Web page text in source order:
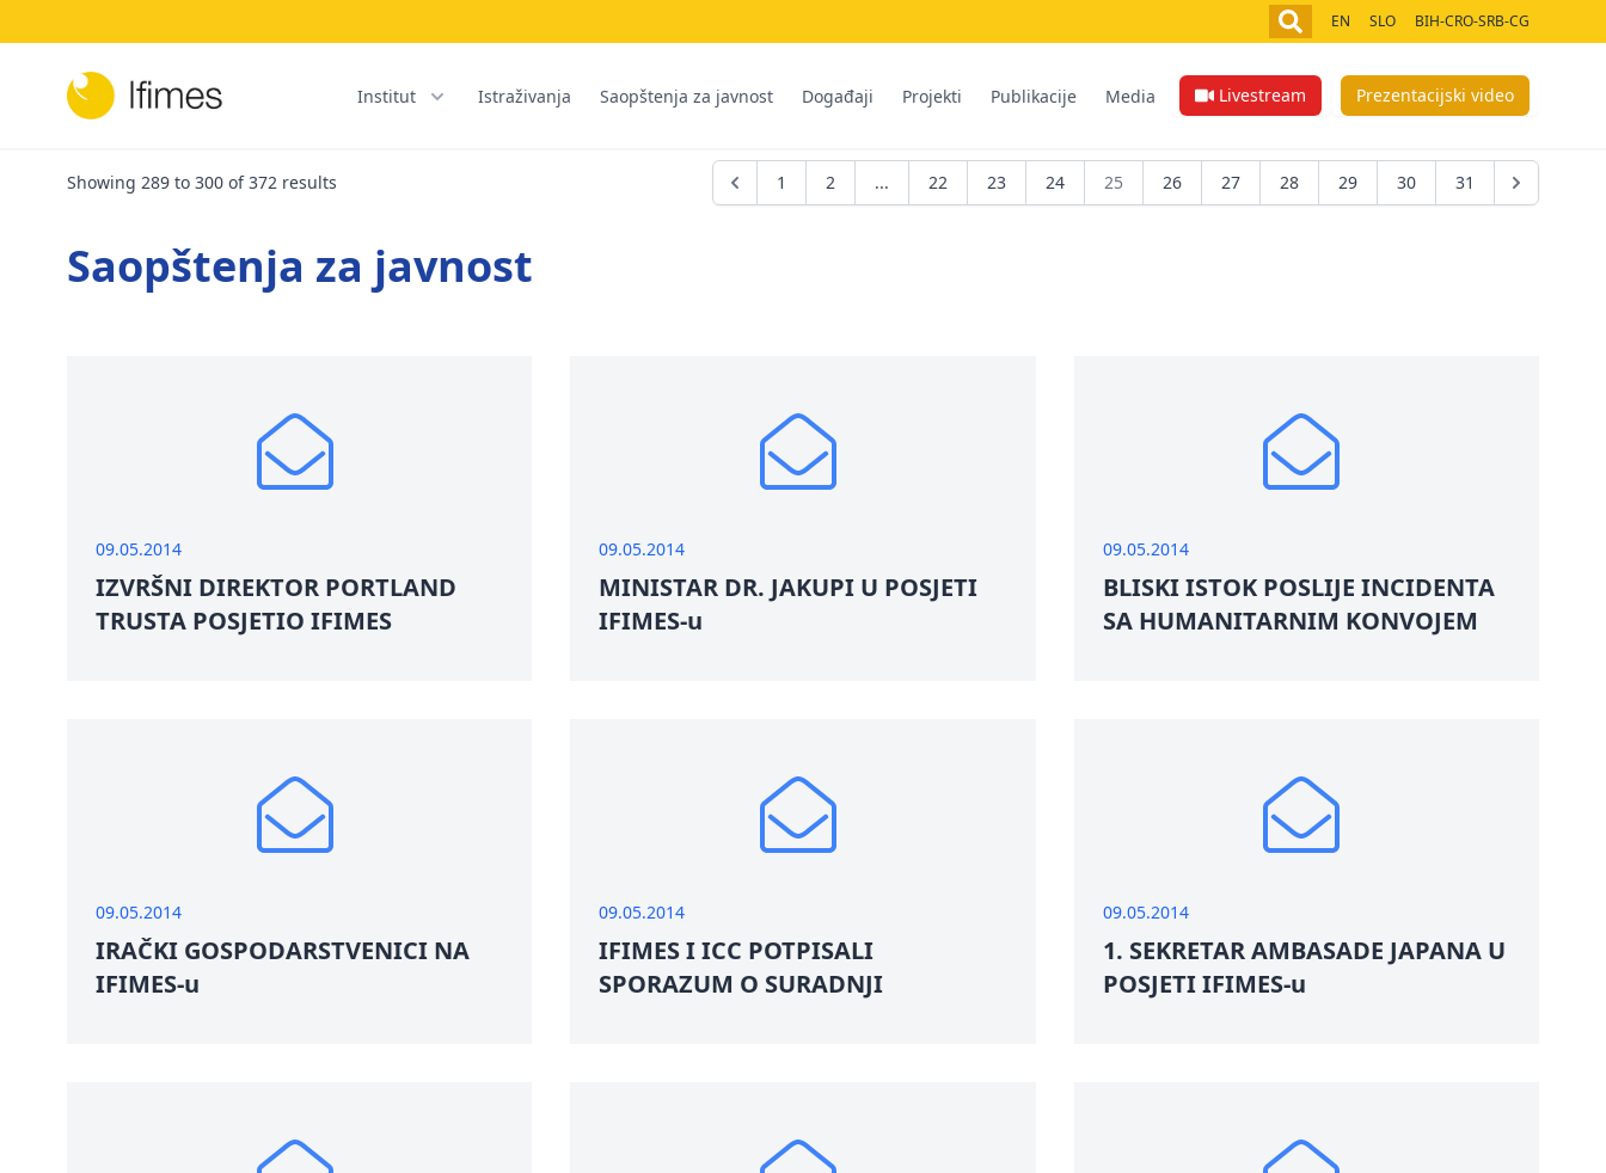
EN SLO BIH-CRO-SRB-CG
Institut Istraživanja Saopštenja za javnost Događaji Projekti Publikacije Media Livestream Prezentacijski video
Showing 289 to 300 of372 results 1 2 ... 22 23 24 25 26 27 28 29 30 31
Saopštenja za javnost
09.05.2014
IZVRŠNI DIREKTOR PORTLAND
TRUSTA POSJETIO IFIMES
09.05.2014
MINISTAR DR. JAKUPI U POSJETI
IFIMES-u
09.05.2014
BLISKI ISTOK POSLIJE INCIDENTA
SA HUMANITARNIM KONVOJEM
09.05.2014
IRAČKI GOSPODARSTVENICI NA
IFIMES-u
09.05.2014
IFIMES I ICC POTPISALI
SPORAZUM O SURADNJI
09.05.2014
1. SEKRETAR AMBASADE JAPANA U
POSJETI IFIMES-u